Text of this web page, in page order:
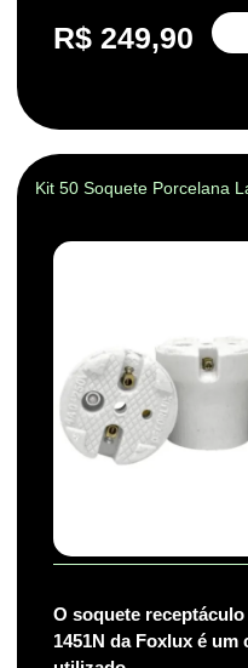
R$ 249,90
Kit 50 Soquete Porcelana
O soquete
1451N da Foxlux é